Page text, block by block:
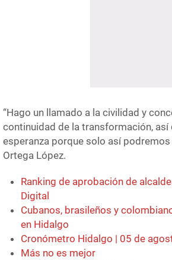
“Hago un llamado a la civilidad y
continuidad de la transformación,
esperanza porque solo así
Ortega López.
Ranking de aprobación de
Digital
Cubanos, brasileños y
en Hidalgo
Cronómetro Hidalgo | 05 de
Más no es mejor